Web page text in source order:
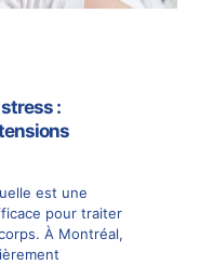
:
est une
pour traiter
À Montréal,